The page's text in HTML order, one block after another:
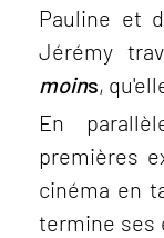
Pauline et
Jérémy
moins,
En
premières
cinéma en
termine ses